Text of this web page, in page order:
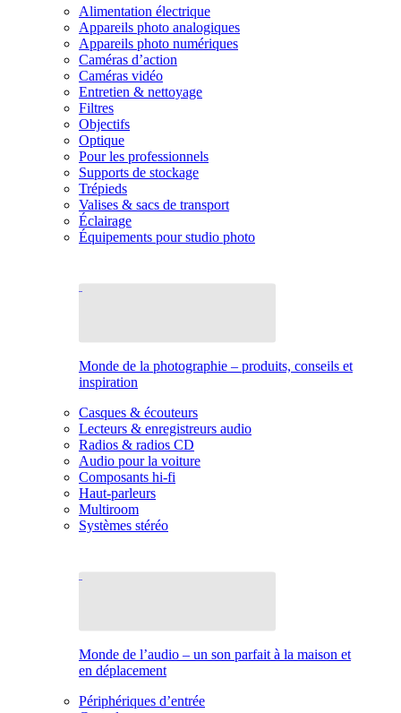
Alimentation électrique
Appareils photo analogiques
Appareils photo numériques
Caméras d’action
Caméras vidéo
Entretien & nettoyage
Filtres
Objectifs
Optique
Pour les professionnels
Supports de stockage
Trépieds
Valises & sacs de transport
Éclairage
Équipements pour studio photo
Monde de la photographie – produits, conseils et
inspiration
Casques & écouteurs
Lecteurs & enregistreurs audio
Radios & radios CD
Audio pour la voiture
Composants hi-fi
Haut-parleurs
Multiroom
Systèmes stéréo
Monde de l’audio – un son parfait à la maison et
en déplacement
Périphériques d’entrée